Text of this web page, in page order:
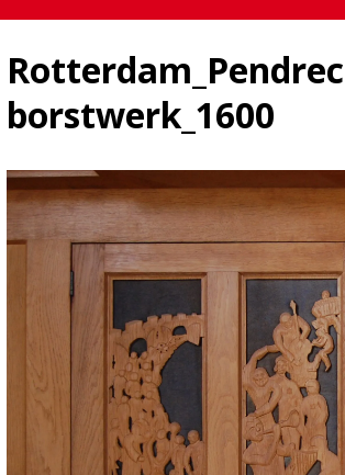
borstwerk_1600